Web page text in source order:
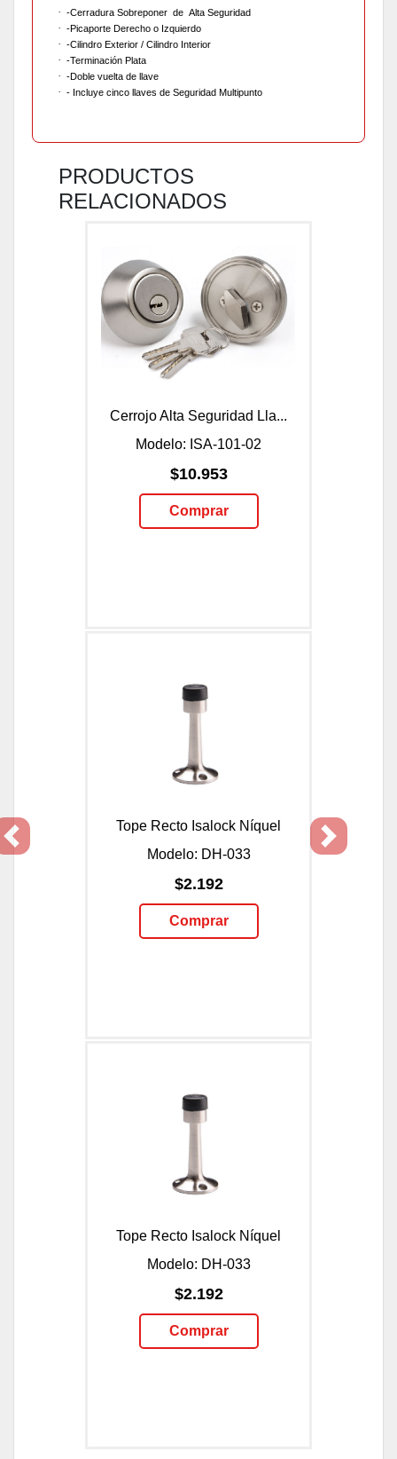
· -Cerradura Sobreponer de Alta Seguridad
· -Picaporte Derecho o Izquierdo
· -Cilindro Exterior / Cilindro Interior
· -Terminación Plata
· -Doble vuelta de llave
· - Incluye cinco llaves de Seguridad Multipunto
PRODUCTOS
RELACIONADOS
Cerrojo Alta Seguridad Lla...
Modelo: ISA-101-02
$10.953
Comprar
Tope Recto Isalock Níquel
Modelo: DH-033
$2.192
Comprar
Tope Recto Isalock Níquel
Modelo: DH-033
$2.192
Comprar
Previous Next